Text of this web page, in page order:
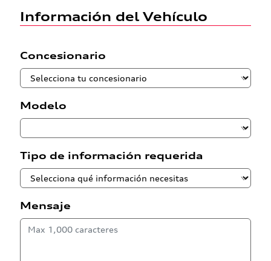
Información del Vehículo
Concesionario
Modelo
Tipo de información requerida
Mensaje